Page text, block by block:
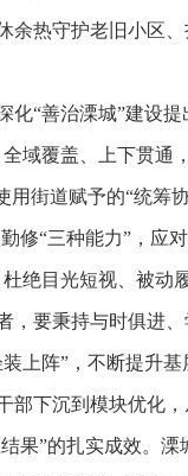
余热守护老旧小区
化“善治溧城”建设
域覆盖、上下贯
用街道赋予的“统
修“三种能力”，应
绝目光短视、被动
，要秉持与时俱进
上阵”，不断提升
部下沉到模块优化
果”的扎实成效。